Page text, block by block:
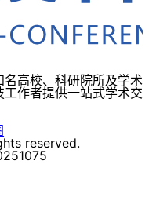
高校、科研院所及学术
作者提供一站式学术交
reserved.